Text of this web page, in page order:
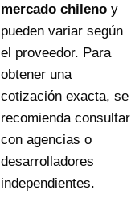
mercado chileno y
pueden variar según
el proveedor. Para
obtener una
cotización exacta, se
recomienda consultar
con agencias o
desarrolladores
independientes.